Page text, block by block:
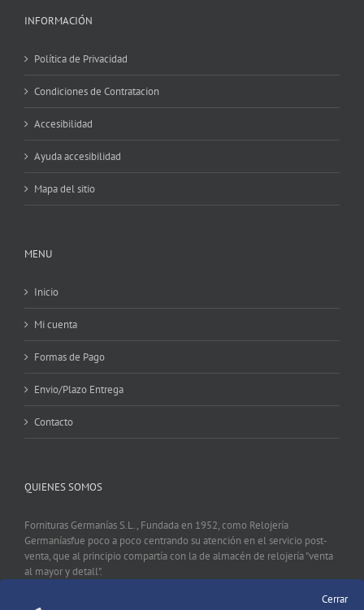
INFORMACIÓN
Política de Privacidad
Condiciones de Contratacion
Accesibilidad
Ayuda accesibilidad
Mapa del sitio
MENU
Inicio
Mi cuenta
Formas de Pago
Envio/Plazo Entrega
Contacto
QUIENES SOMOS
Fornituras Germanías S.L., Fundada en 1952, como Relojería
Germaníasfue poco a poco centrando su atención en el servicio post-
venta, que al principio compartía con la de almacén de relojería "venta
al mayor y detall".
Cerrar